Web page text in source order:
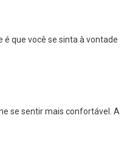
que você se sinta à vontade
se sentir mais confortável. A